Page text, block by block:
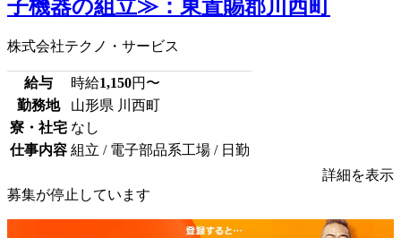
子機器の組立≫：東置賜郡川西町
株式会社テクノ・サービス
給与 時給1,150円〜
勤務地
山形県 川西町
寮・社宅 なし
仕事内容 組立 / 電子部品系工場 / 日勤
詳細を表示
募集が停止しています